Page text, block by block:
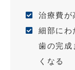
治療費が
細部にわ
歯の完成
くなる